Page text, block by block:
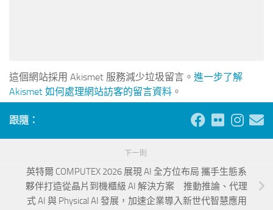
這個網站採用 Akismet 服務減少垃圾留言。 進一步了解
Akismet 如何處理網站訪客的留言資料 。
跟隨：
下一則
英特爾 COMPUTEX 2026 展現 AI 全方位布局 攜手生態系
夥伴打造從晶片到機櫃級 AI 解決方案 推動推論、代理
式 AI 與 Physical AI 發展，加速企業導入新世代智慧應用